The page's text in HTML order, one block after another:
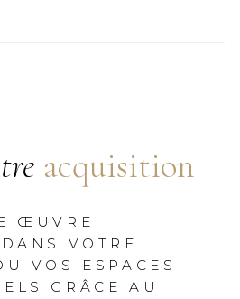
acquisition
ŒUVRE
VOTRE
VOS ESPACES
GRÂCE AU